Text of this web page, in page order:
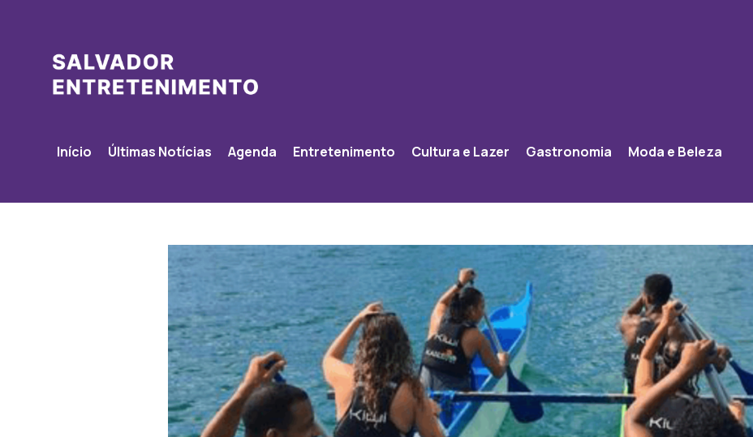
Início Últimas Notícias Agenda Entretenimento Cultura e Lazer Gastronomia Moda e Beleza